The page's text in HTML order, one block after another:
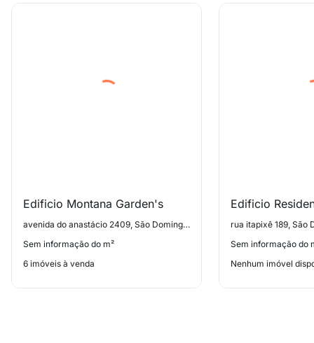
Edificio Montana Garden's
avenida do anastácio 2409, São Domingos
Sem informação do m²
6 imóveis à venda
rua itapixê 189, São
Sem informação do
Nenhum imóvel